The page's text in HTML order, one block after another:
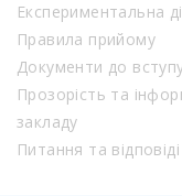
Експериментальна
Правила прийому
Документи до
Прозорість та
закладу
Питання та відповіді